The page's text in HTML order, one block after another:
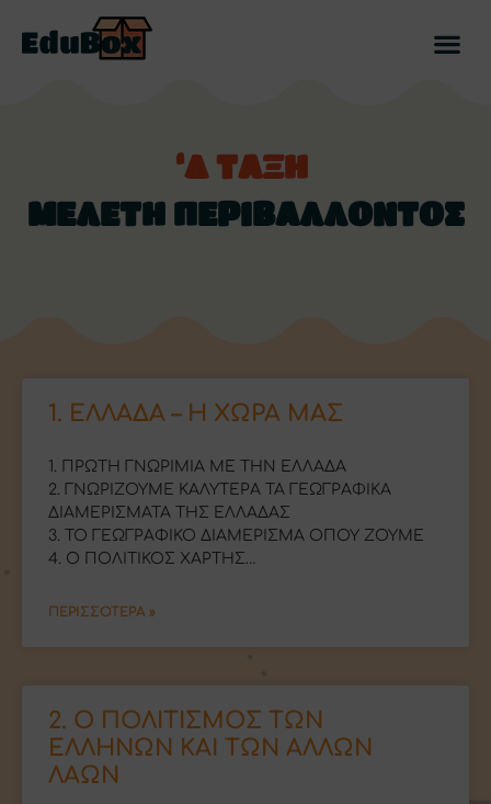
‘Δ ΤΑΞΗ
ΜΕΛΕΤΗ ΠΕΡΙΒΑΛΛΟΝΤΟΣ
1. ΕΛΛΑΔΑ – Η ΧΩΡΑ ΜΑΣ
1. ΠΡΩΤΗ ΓΝΩΡΙΜΙΑ ΜΕ ΤΗΝ ΕΛΛΑΔΑ
2. ΓΝΩΡΙΖΟΥΜΕ ΚΑΛΥΤΕΡΑ ΤΑ ΓΕΩΓΡΑΦΙΚΑ
ΔΙΑΜΕΡΙΣΜΑΤΑ ΤΗΣ ΕΛΛΑΔΑΣ
3. ΤΟ ΓΕΩΓΡΑΦΙΚΟ ΔΙΑΜΕΡΙΣΜΑ ΟΠΟΥ ΖΟΥΜΕ
4. Ο ΠΟΛΙΤΙΚΟΣ ΧΑΡΤΗΣ…
ΠΕΡΙΣΣΟΤΕΡΑ »
2. Ο ΠΟΛΙΤΙΣΜΟΣ ΤΩΝ
ΕΛΛΗΝΩΝ ΚΑΙ ΤΩΝ ΑΛΛΩΝ
ΛΑΩΝ